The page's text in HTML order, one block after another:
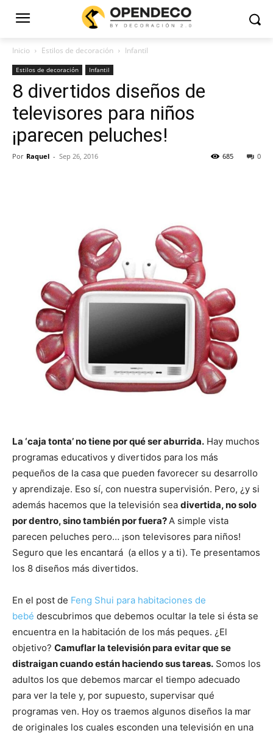
Inicio Estilos de decoración Infantil
Estilos de decoración Infantil
8 divertidos diseños de
televisores para niños
¡parecen peluches!
Por Raquel - Sep 26, 2016 0
685
La ‘caja tonta’ no tiene por qué ser aburrida. Hay muchos
programas educativos y divertidos para los más
pequeños de la casa que pueden favorecer su desarrollo
y aprendizaje. Eso sí, con nuestra supervisión. Pero, ¿y si
además hacemos que la televisión sea divertida, no solo
por dentro, sino también por fuera?A simple vista
parecen peluches pero… ¡son televisores para niños!
Seguro que les encantará (a ellos y a ti). Te presentamos
los 8 diseños más divertidos.
En el post de Feng Shui para habitaciones de
bebé descubrimos que debemos ocultar la tele si ésta se
encuentra en la habitación de los más peques. ¿El
objetivo? Camuflar la televisión para evitar que se
distraigan cuando están haciendo sus tareas. Somos los
adultos los que debemos marcar el tiempo adecuado
para ver la tele y, por supuesto, supervisar qué
programas ven. Hoy os traemos algunos diseños la mar
de originales los cuales esconden una televisión en una